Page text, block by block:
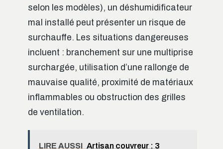
selon les modèles), un déshumidificateur
mal installé peut présenter un risque de
surchauffe. Les situations dangereuses
incluent : branchement sur une multiprise
surchargée, utilisation d’une rallonge de
mauvaise qualité, proximité de matériaux
inflammables ou obstruction des grilles
de ventilation.
LIRE AUSSI Artisan couvreur : 3